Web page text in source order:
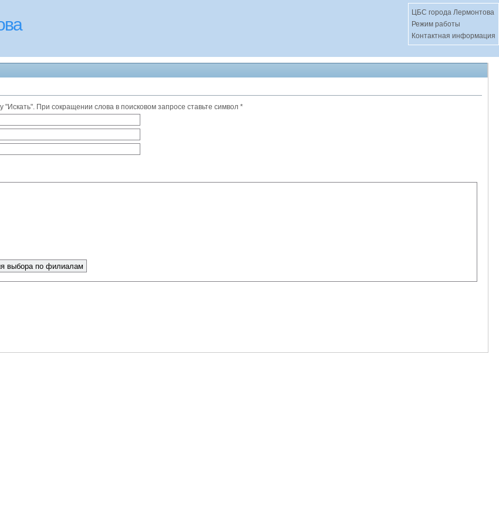
ЦБС города Лермонтова
Режим работы
Контактная информация
При сокращении слова в поисковом запросе ставьте символ *
выбора по филиалам